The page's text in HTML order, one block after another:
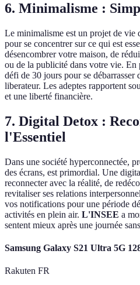
6. Minimalisme :
Le minimalisme est un projet de vie
pour se concentrer sur ce qui est
désencombrer votre maison, de
ou de la publicité dans votre vie. En
défi de 30 jours pour se débarrasser
liberateur. Les adeptes rapportent
et une liberté financière.
7. Digital Detox :
l'Essentiel
Dans une société hyperconnectée,
des écrans, est primordial. Une
reconnecter avec la réalité, de
revitaliser ses relations
vos notifications pour une période
activités en plein air. L'INSEE a
sentent mieux après une journée
Samsung Galaxy S21 Ultra 5G
Rakuten FR